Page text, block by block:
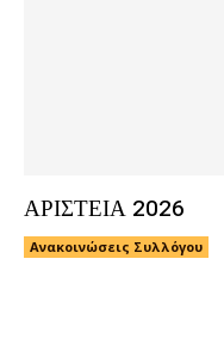
ΑΡΙΣΤΕΙΑ 2026
Ανακοινώσεις Συλλόγου